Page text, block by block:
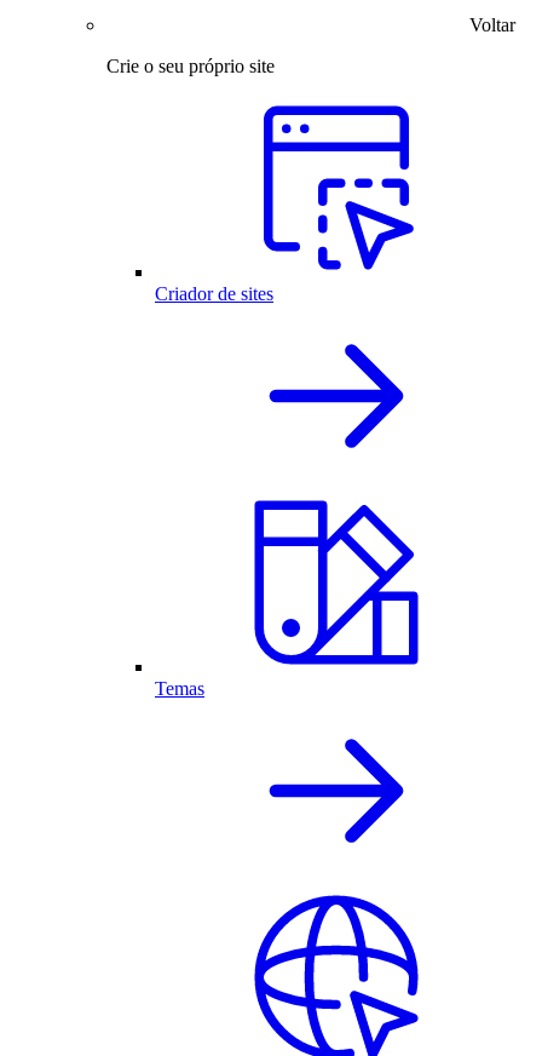
Voltar
Crie o seu próprio site
Criador de sites
Temas